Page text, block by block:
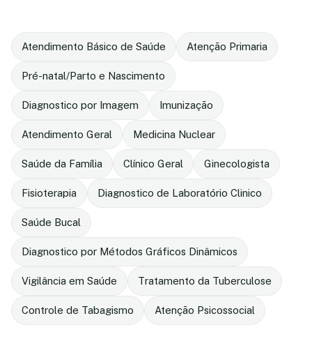
Atendimento Básico de Saúde Atenção Primaria
Pré-natal/Parto e Nascimento
Diagnostico por Imagem Imunização
Atendimento Geral Medicina Nuclear
Saúde da Família Clínico Geral Ginecologista
Fisioterapia Diagnostico de Laboratório Clinico
Saúde Bucal
Diagnostico por Métodos Gráficos Dinâmicos
Vigilância em Saúde Tratamento da Tuberculose
Controle de Tabagismo Atenção Psicossocial